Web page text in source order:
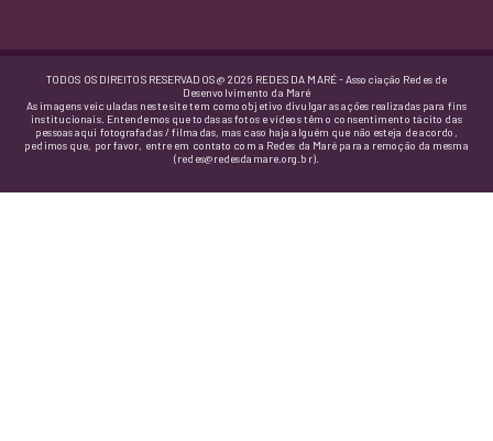
TODOS OS DIREITOS RESERVADOS @ 2026 REDES DA MARÉ - Associação Redes de
Desenvolvimento da Maré
As imagens veiculadas neste site tem como objetivo divulgar as ações realizadas para fins
institucionais. Entendemos que todas as fotos e vídeos têm o consentimento tácito das
pessoas aqui fotografadas / filmadas, mas caso haja alguém que não esteja de acordo,
pedimos que, por favor, entre em contato com a Redes da Maré para a remoção da mesma
(redes@redesdamare.org.br).